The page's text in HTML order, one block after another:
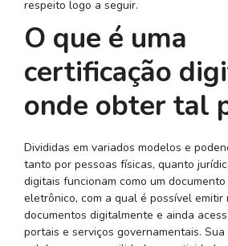
respeito logo a seguir.
O que é uma
certificação
onde obter tal
Divididas em variados modelos e
tanto por pessoas físicas, quanto
digitais funcionam como um
eletrônico, com a qual é possível emitir
documentos digitalmente e ainda
portais e serviços governamentais.